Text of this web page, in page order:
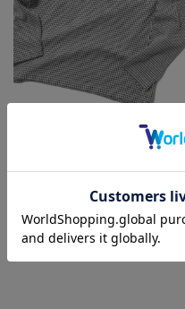
フクレ千鳥ジャガードカットソー
着用カラー ホワイト系その他
カットソー